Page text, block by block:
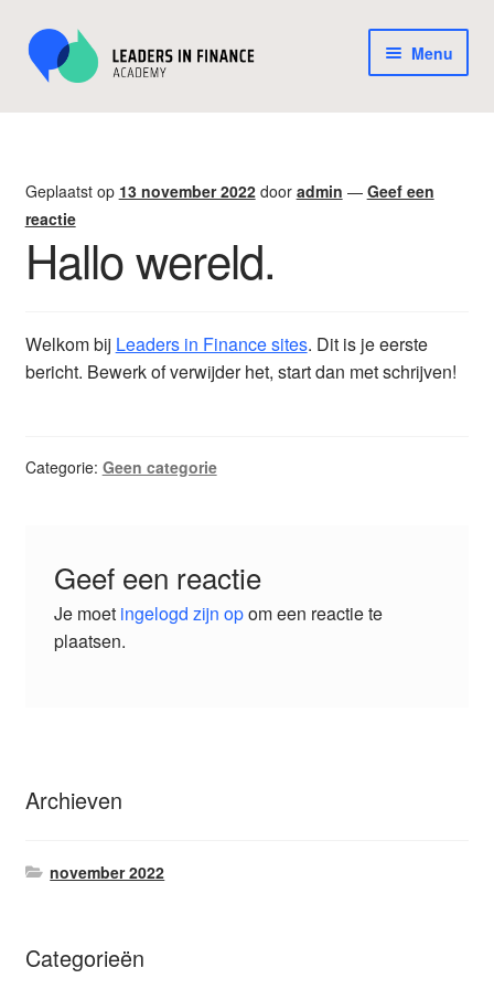
Ga
door
Ga
naar
Menu
Home
Algemene Voorwaarden en Privacybeleid Leaders in
Finance Academy
Winkelwagen
Geplaatst op 13 november 2022 door admin — Geef een
reactie
Hallo wereld.
Welkom bij Leaders in Finance sites. Dit is je eerste
bericht. Bewerk of verwijder het, start dan met schrijven!
Categorie: Geen categorie
Geef een reactie
Je moet ingelogd zijn opom een reactie te
plaatsen.
Archieven
november 2022
Categorieën